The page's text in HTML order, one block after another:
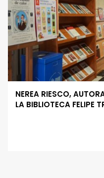
NEREA RIESCO,
LA BIBLIOTECA FELIPE